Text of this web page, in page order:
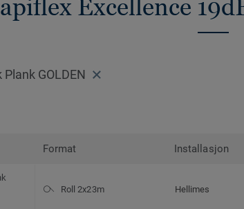
Excellence
GOLDEN
Format Installasjon
Roll 2x23m Hellimes